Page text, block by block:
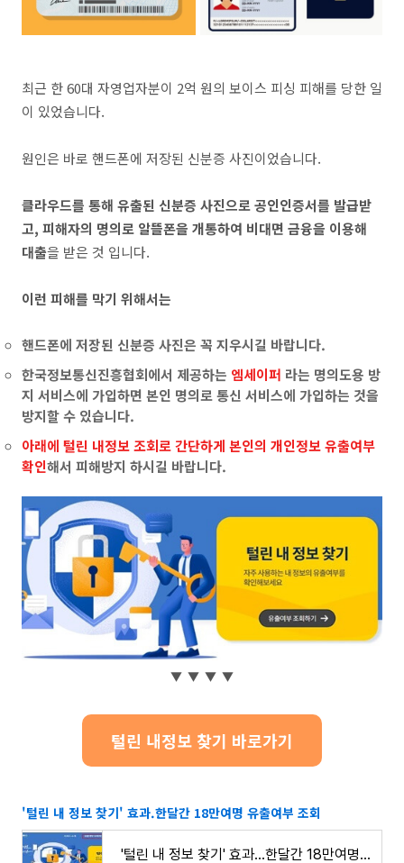
최근 한60대 자영업자분이 2억 원의 보이스 피싱 피해를 당한 일
이 있었습니다.
원인은 바로 핸드폰에 저장된 신분증 사진이었습니다.
클라우드를 통해 유출된 신분증 사진으로 공인인증서를 발급받
고, 피해자의 명의로 알뜰폰을 개통하여 비대면 금융을 이용해
대출을 받은 것 입니다.
이런 피해를 막기 위해서는
핸드폰에 저장된 신분증 사진은 꼭 지우시길 바랍니다.
한국정보통신진흥협회에서 제공하는 엠세이퍼 라는 명의도용 방
지 서비스에 가입하면 본인 명의로 통신 서비스에 가입하는 것을
방지할 수 있습니다.
아래에 털린 내정보 조회로 간단하게 본인의 개인정보 유출여부
확인해서 피해방지 하시길 바랍니다.
▼ ▼ ▼ ▼
털린 내정보 찾기 바로가기
'털린 내 정보 찾기' 효과.한달간 18만여명 유출여부 조회
'털린 내 정보 찾기' 효과...한달간 18만여명 유출여부 조회